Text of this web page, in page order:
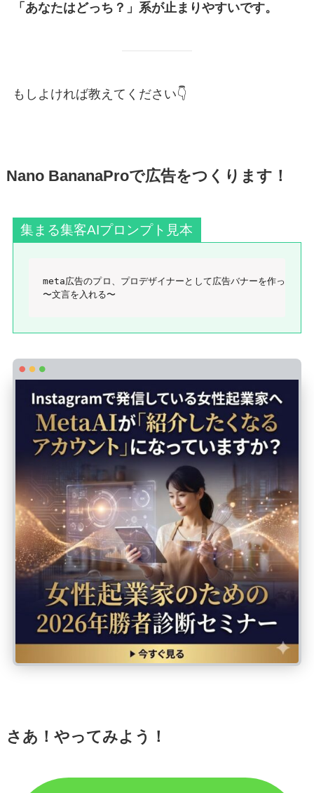
「あなたはどっち？」系が止まりやすいです。
もしよければ教えてください👇
Nano BananaProで広告をつくります！
集まる集客AIプロンプト見本
meta広告のプロ、プロデザイナーとして広告バナーを作ってく
〜文言を入れる〜
さあ！やってみよう！